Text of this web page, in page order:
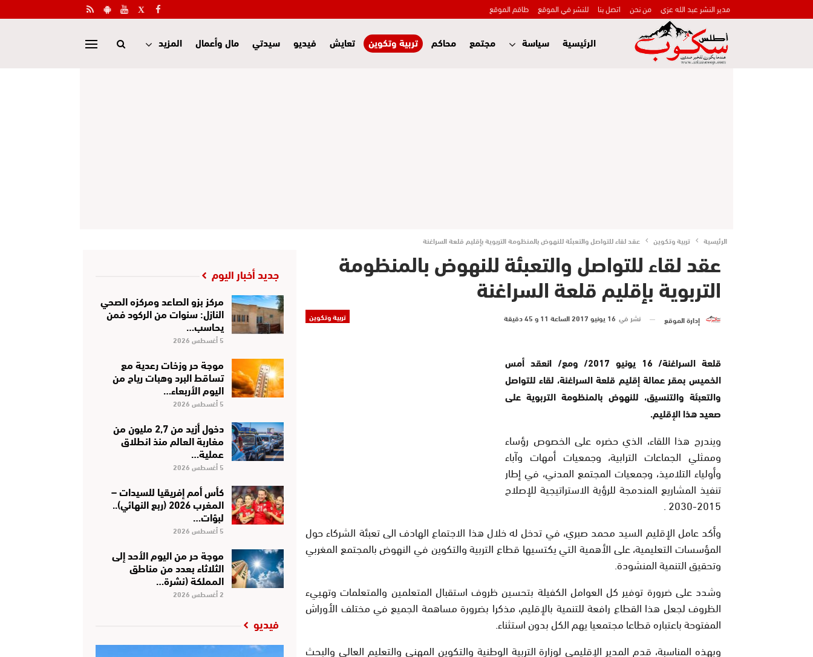
مدير النشر عبد الله عزي من نحن اتصل بنا للنشر في الموقع طاقم الموقع
الرئيسية سياسة مجتمع محاكم تربية وتكوين تعايش فيديو سيدتي مال وأعمال المزيد
الرئيسية تربية وتكوين عقد لقاء للتواصل والتعبئة للنهوض بالمنظومة التربوية بإقليم قلعة السراغنة
عقد لقاء للتواصل والتعبئة للنهوض بالمنظومة
التربوية بإقليم قلعة السراغنة
تربية وتكوين إدارة الموقع نشر في 16 يونيو 2017 الساعة 11 و 45 دقيقة
قلعة السراغنة/ 16 يونيو 2017/ ومع/ انعقد أمس
الخميس بمقر عمالة إقليم قلعة السراغنة، لقاء للتواصل
والتعبئة والتنسيق، للنهوض بالمنظومة التربوية على
صعيد هذا الإقليم.
ويندرج هذا اللقاء، الذي حضره على الخصوص رؤساء
وممثلي الجماعات الترابية، وجمعيات أمهات وآباء
وأولياء التلاميذ، وجمعيات المجتمع المدني، في إطار
تنفيذ المشاريع المندمجة للرؤية الاستراتيجية للإصلاح
2015-2030 .
وأكد عامل الإقليم السيد محمد صبري، في تدخل له خلال هذا الاجتماع الهادف الى تعبئة الشركاء حول
المؤسسات التعليمية، على الأهمية التي يكتسيها قطاع التربية والتكوين في النهوض بالمجتمع المغربي
وتحقيق التنمية المنشودة.
وشدد على ضرورة توفير كل العوامل الكفيلة بتحسين ظروف استقبال المتعلمين والمتعلمات وتهييء
الظروف لجعل هذا القطاع رافعة للتنمية بالإقليم، مذكرا بضرورة مساهمة الجميع في مختلف الأوراش
المفتوحة باعتباره قطاعا مجتمعيا يهم الكل بدون استثناء.
وبهذه المناسبة، قدم المدير الإقليمي لوزارة التربية الوطنية والتكوين المهني والتعليم العالي والبحث
جديد أخبار اليوم
مركز بزو الصاعد ومركزه الصحي
النازل: سنوات من الركود فمن
يحاسب…
5 أغسطس 2026
موجة حر وزخات رعدية مع
تساقط البرد وهبات رياح من
اليوم الأربعاء…
5 أغسطس 2026
دخول أزيد من 2,7 مليون من
مغاربة العالم منذ انطلاق
عملية…
5 أغسطس 2026
كأس أمم إفريقيا للسيدات –
المغرب 2026 (ربع النهائي)..
لبؤات…
5 أغسطس 2026
موجة حر من اليوم الأحد إلى
الثلاثاء بعدد من مناطق
المملكة (نشرة…
2 أغسطس 2026
فيديو